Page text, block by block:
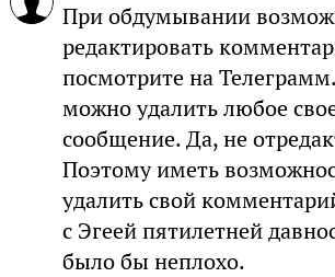
При обдумывании
редактировать
посмотрите на
можно удалить любое
сообщение. Да, не
Поэтому иметь
удалить свой
с Эгеей пятилетней
было бы неплохо.